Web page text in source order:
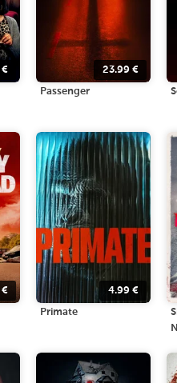
€ 23.99€
Passenger
€ 4.99€
Primate